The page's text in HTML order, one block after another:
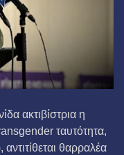
ακτιβίστρια η
ταυτότητα,
θαρραλέα